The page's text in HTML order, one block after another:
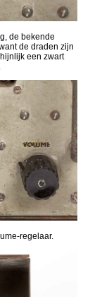
de bekende
de draden zijn
een zwart
regelaar.